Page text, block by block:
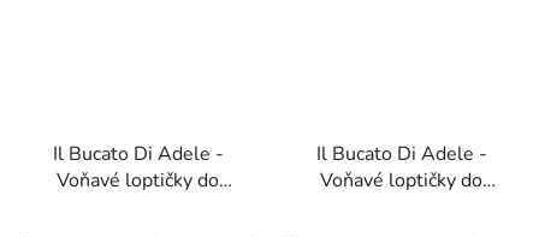
Il Bucato Di Adele -
Voňavé loptičky do
Il Bucato Di Adele -
Voňavé loptičky do